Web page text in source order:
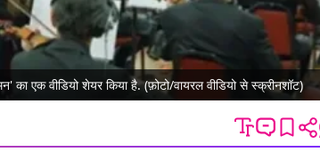
एक वीडियो शेयर किया है. (फ़ोटो/वायरल वीडियो से स्क्रीनशॉट)